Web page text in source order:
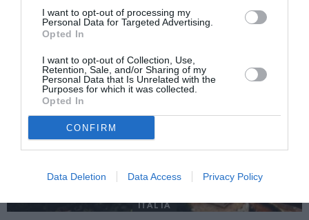
I want to opt-out of processing my
Personal Data for Targeted Advertising.
Opted In
I want to opt-out of Collection, Use,
Retention, Sale, and/or Sharing of my
Personal Data that Is Unrelated with the
Purposes for which it was collected.
Opted In
CONFIRM
Data Deletion Data Access Privacy Policy
AȚI PUTEA DORI DE
ASEMENEA
ITALIA